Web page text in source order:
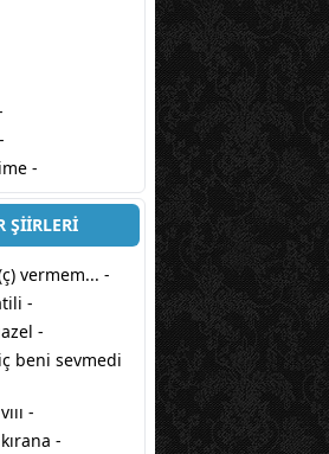
-
ŞİİRLERİ
vermem... -
-
-
beni sevmedi
-
-